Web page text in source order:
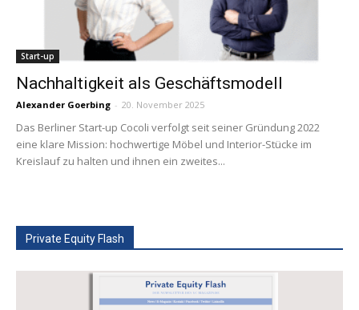
Start-up
Nachhaltigkeit als Geschäftsmodell
Alexander Goerbing - 20. November 2025
Das Berliner Start-up Cocoli verfolgt seit seiner Gründung 2022
eine klare Mission: hochwertige Möbel und Interior-Stücke im
Kreislauf zu halten und ihnen ein zweites...
Private Equity Flash